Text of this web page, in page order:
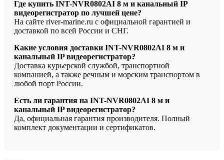
Где купить INT-NVR0802AI 8 м и канальный IP
видеорегистратор по лучшей цене?
На сайте river-marine.ru с официальной гарантией и
доставкой по всей России и СНГ.
Какие условия доставки INT-NVR0802AI 8 м и
канальный IP видеорегистратор?
Доставка курьерской службой, транспортной
компанией, а также речным и морским транспортом в
любой порт России.
Есть ли гарантия на INT-NVR0802AI 8 м и
канальный IP видеорегистратор?
Да, официальная гарантия производителя. Полный
комплект документации и сертификатов.